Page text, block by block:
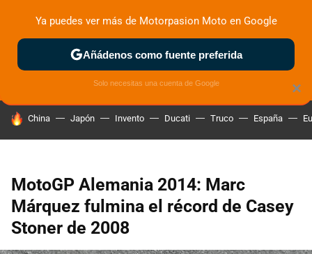
ZONA DE PRUEBAS DEPORTIVAS MOTOS ELÉCTRICAS
HOY SE HABLA DE
China Japón Invento Ducati Truco España
MotoGP Alemania 2014: Marc
Márquez fulmina el récord de Casey
Stoner de 2008
×
Ya puedes ver más de Motorpasion Moto en Google
Añádenos como fuente preferida
Solo necesitas una cuenta de Google